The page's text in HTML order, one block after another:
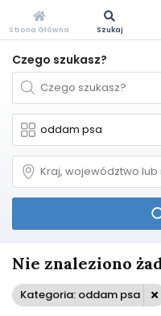
Czego szukasz?
Nie znaleziono
Kategoria: oddam psa
Strona Główna Szukaj